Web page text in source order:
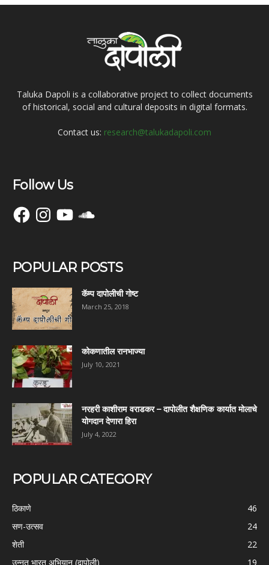
Taluka Dapoli is a collaborative project to collect documents
of historical, social and cultural deposits in digital formats.
Contact us: research@talukadapoli.com
Follow Us
FacebookInstagramYouTubeSoundCloud
POPULAR POSTS
कॅम्प दापोलीची गोष्ट
March 25, 2018
कोकणातील रानभाज्या
July 10, 2021
नरहरी काशीराम वराडकर – दापोलीत शैक्षणिक कार्यात मोलाचे
योगदान देणारा हिरा
July 4, 2022
POPULAR CATEGORY
ठिकाणे
46
सण-उत्सव
24
शेती
22
उन्नत भारत अभियान (दापोली)
19